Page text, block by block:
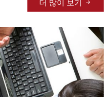
더 많이 보기